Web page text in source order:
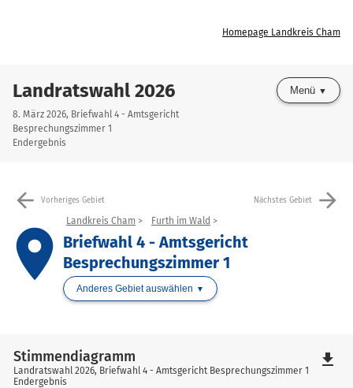
Homepage Landkreis Cham
Landratswahl 2026
8. März 2026, Briefwahl 4 - Amtsgericht
Besprechungszimmer 1
Endergebnis
Menü
arrow_back Vorheriges Gebiet Nächstes Gebiet arrow_forward
place
Landkreis Cham Furth im Wald
Briefwahl 4 - Amtsgericht
Besprechungszimmer 1
Anderes Gebiet auswählen
Stimmendiagramm
Landratswahl 2026, Briefwahl 4 - Amtsgericht Besprechungszimmer 1
Endergebnis
file_download